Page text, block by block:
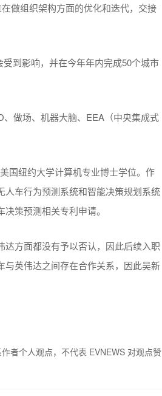
做组织架构方面的优化和迭代，交接
到影响，并在今年年内完成50个城市
做场、机器大脑、EEA（中央集成式
国纽约大学计算机专业博士学位。作
车行为预测系统和智能决策规划系统
策预测相关专利申请。
方面都没有予以否认，因此后续入职
英伟达之间存在合作关系，因此吴新
者个人观点，不代表 EVNEWS 对观点赞